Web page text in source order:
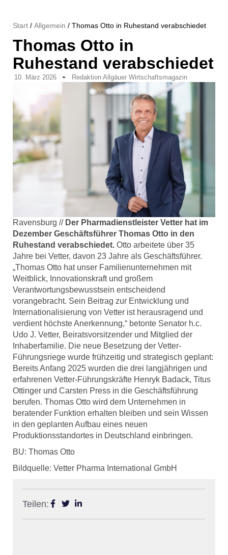
Start / Allgemein / Thomas Otto in Ruhestand verabschiedet
Thomas Otto in
Ruhestand verabschiedet
10. März 2026 Redaktion Allgäuer Wirtschaftsmagazin
Ravensburg // Der Pharmadienstleister Vetter hat im
Dezember Geschäftsführer Thomas Otto in den
Ruhestand verabschiedet. Otto arbeitete über 35
Jahre bei Vetter, davon 23 Jahre als Geschäftsführer.
„Thomas Otto hat unser Familienunternehmen mit
Weitblick, Innovationskraft und großem
Verantwortungsbewusstsein entscheidend
vorangebracht. Sein Beitrag zur Entwicklung und
Internationalisierung von Vetter ist herausragend und
verdient höchste Anerkennung,“ betonte Senator h.c.
Udo J. Vetter, Beiratsvorsitzender und Mitglied der
Inhaberfamilie. Die neue Besetzung der Vetter-
Führungsriege wurde frühzeitig und strategisch geplant:
Bereits Anfang 2025 wurden die drei langjährigen und
erfahrenen Vetter-Führungskräfte Henryk Badack, Titus
Ottinger und Carsten Press in die Geschäftsführung
berufen. Thomas Otto wird dem Unternehmen in
beratender Funktion erhalten bleiben und sein Wissen
in den geplanten Aufbau eines neuen
Produktionsstandortes in Deutschland einbringen.
BU: Thomas Otto
Bildquelle: Vetter Pharma International GmbH
Teilen: